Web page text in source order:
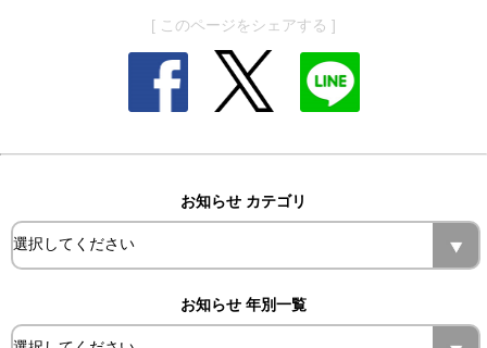
[ このページをシェアする ]
お知らせ カテゴリ
お知らせ 年別一覧